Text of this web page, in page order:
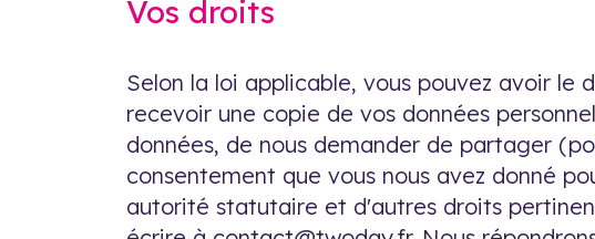
Vos droits
Selon la loi applicable, vous pouvez avoir
recevoir une copie de vos données
données, de nous demander de partager
consentement que vous nous avez donné
autorité statutaire et d'autres droits